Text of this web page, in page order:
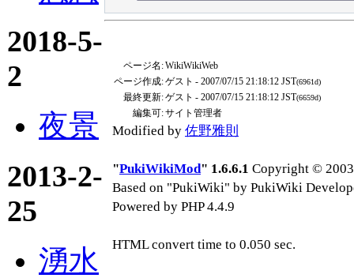
2018-5-
2
夜景
2013-2-
25
湧水
ページ名:WikiWikiWeb
ページ作成:ゲスト - 2007/07/15 21:18:12 JST(6961d)
最終更新:ゲスト - 2007/07/15 21:18:12 JST(6659d)
編集可:サイト管理者
Modified by 佐野雅則
"PukiWikiMod" 1.6.6.1 Copyright ©
Based on "PukiWiki" by PukiWiki
Powered by PHP 4.4.9
HTML convert time to 0.050 sec.